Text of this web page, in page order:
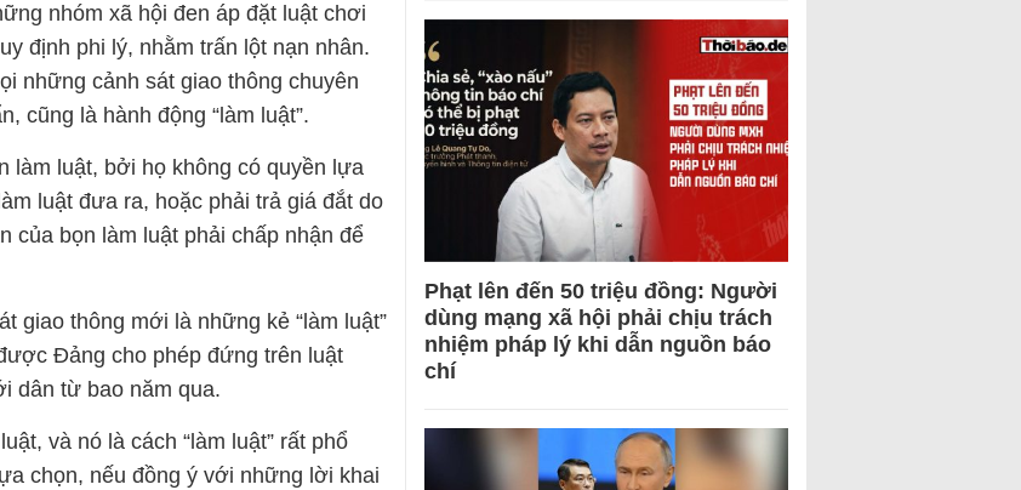
nhóm xã hội đen áp đặt luật chơi
định phi lý, nhằm trấn lột nạn nhân.
những cảnh sát giao thông chuyên
cũng là hành động “làm luật”.
làm luật, bởi họ không có quyền lựa
luật đưa ra, hoặc phải trả giá đắt do
của bọn làm luật phải chấp nhận để
giao thông mới là những kẻ “làm luật”
Đảng cho phép đứng trên luật
dân từ bao năm qua.
và nó là cách “làm luật” rất phổ
chọn, nếu đồng ý với những lời khai
Phạt lên đến 50 triệu đồng: Người
dùng mạng xã hội phải chịu trách
nhiệm pháp lý khi dẫn nguồn báo
chí